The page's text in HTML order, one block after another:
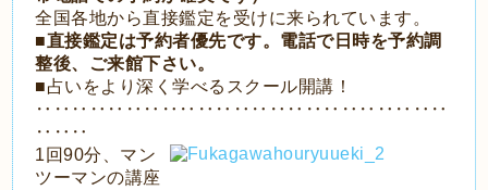
全国各地から直接鑑定を受けに来られています。
■直接鑑定は予約者優先です。電話で日時を予約調
整後、ご来館下さい。
■占いをより深く学べるスクール開講！
‥‥‥‥‥‥‥‥‥‥‥‥‥‥‥‥‥‥‥‥‥‥‥
‥‥‥
1回90分、マン
ツーマンの講座